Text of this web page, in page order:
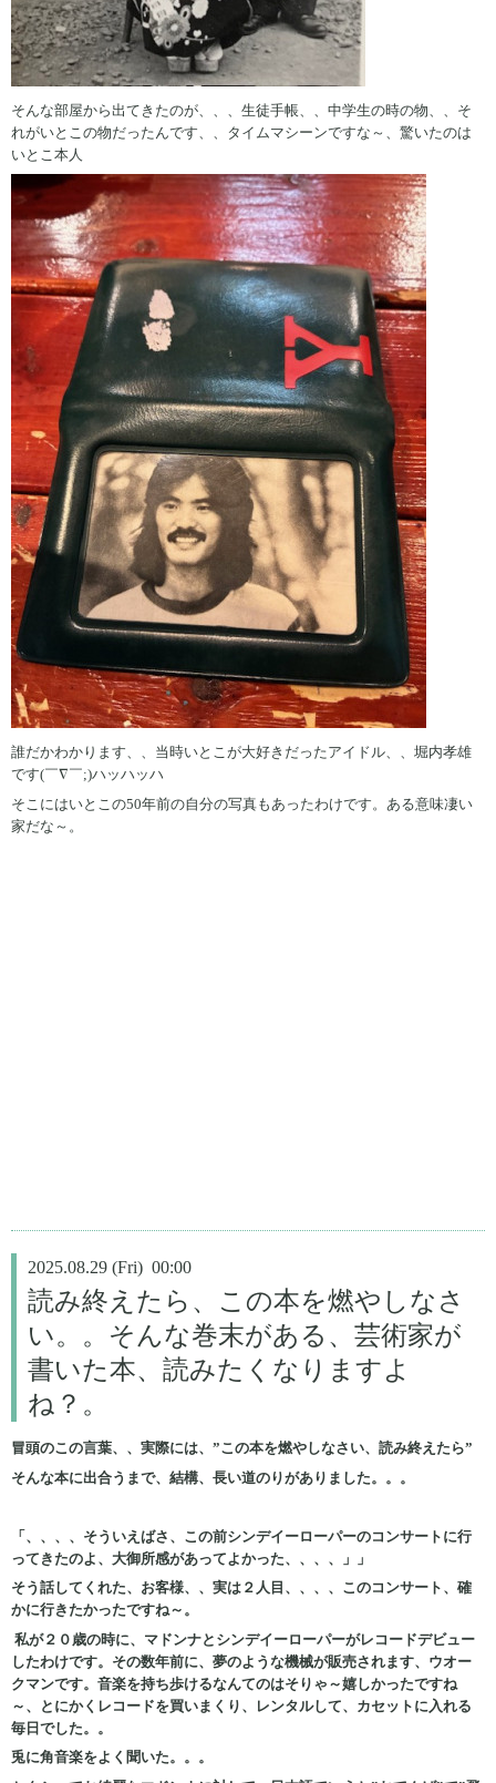
そんな部屋から出てきたのが、、、生徒手帳、、中学生の時の物、、そ
れがいとこの物だったんです、、タイムマシーンですな～、驚いたのは
いとこ本人
誰だかわかります、、当時いとこが大好きだったアイドル、、堀内孝雄
です(￣∇￣;)ハッハッハ
そこにはいとこの50年前の自分の写真もあったわけです。ある意味凄い
家だな～。
2025.08.29 (Fri) 00:00
読み終えたら、この本を燃やしなさ
い。。そんな巻末がある、芸術家が
書いた本、読みたくなりますよ
ね？。
冒頭のこの言葉、、実際には、”この本を燃やしなさい、読み終えたら”
そんな本に出合うまで、結構、長い道のりがありました。。。
「、、、、そういえばさ、この前シンデイーローパーのコンサートに行
ってきたのよ、大御所感があってよかった、、、、」」
そう話してくれた、お客様、、実は２人目、、、、このコンサート、確
かに行きたかったですね～。
私が２０歳の時に、マドンナとシンデイーローパーがレコードデビュー
したわけです。その数年前に、夢のような機械が販売されます、ウオー
クマンです。音楽を持ち歩けるなんてのはそりゃ～嬉しかったですね
～、とにかくレコードを買いまくり、レンタルして、カセットに入れる
毎日でした。。
兎に角音楽をよく聞いた。。。